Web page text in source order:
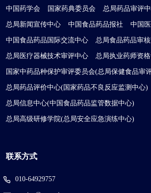
中国药学会 国家药典委员会 总局药品审评
总局新闻宣传中心 中国食品药品报社 中国
中国食品药品国际交流中心 总局食品药品审
总局医疗器械技术审评中心 总局执业药师资
国家中药品种保护审评委员会(总局保健食品审
总局药品评价中心(国家药品不良反应监测中心)
总局信息中心(中国食品药品监管数据中心)
总局高级研修学院(总局安全应急演练中心)
联系方式
010-64929757